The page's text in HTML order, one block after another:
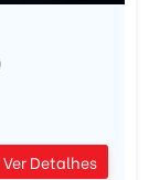
Ver Detalhes